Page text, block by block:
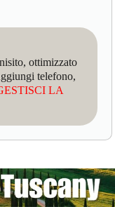
ottimizzato
telefono,
LA